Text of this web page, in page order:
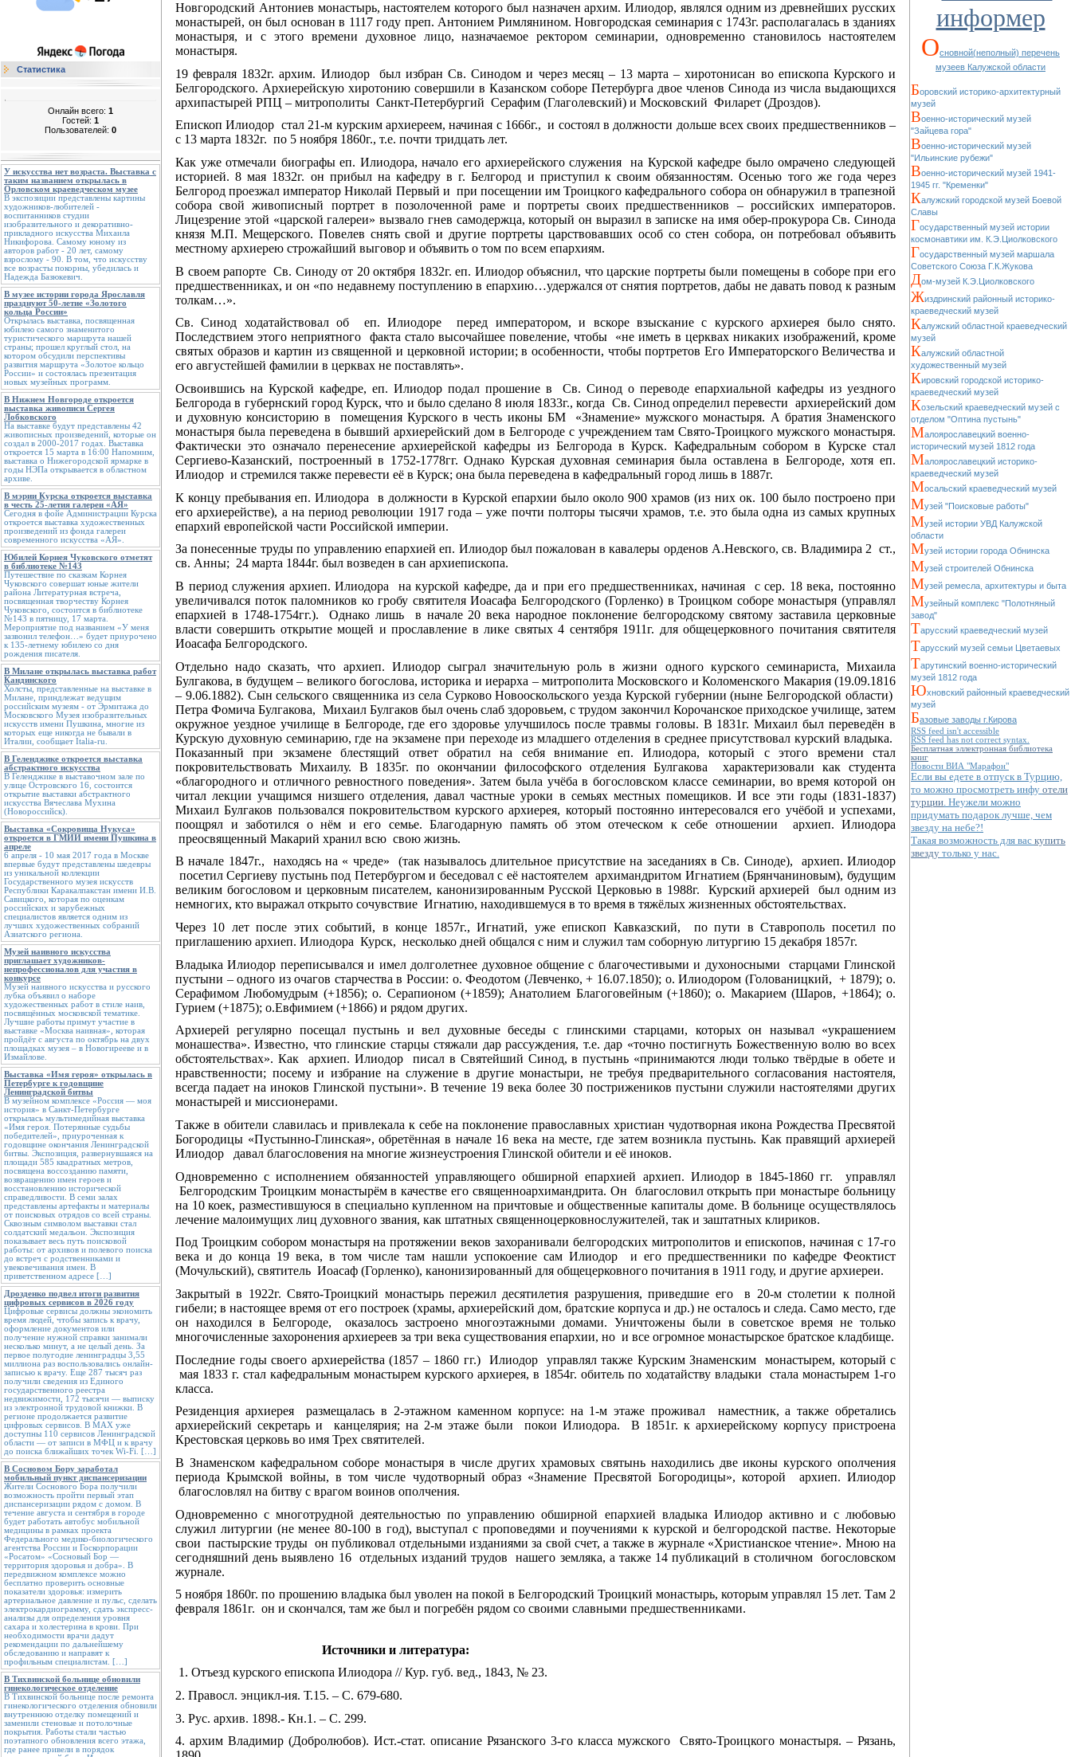
Статистика
Онлайн всего: 1
Гостей: 1
Пользователей: 0
У искусства нет возраста. Выставка с
таким названием открылась в
Орловском краеведческом музее
В экспозиции представлены картины
художников-любителей -
воспитанников студии
изобразительного и декоративно-
прикладного искусства Михаила
Никифорова. Самому юному из
авторов работ - 20 лет, самому
взрослому - 90. В том, что искусству
все возрасты покорны, убедилась и
Надежда Базюкевич.
В музее истории города Ярославля
празднуют 50-летие «Золотого
кольца России»
Открылась выставка, посвященная
юбилею самого знаменитого
туристического маршрута нашей
страны; прошел круглый стол, на
котором обсудили перспективы
развития маршрута «Золотое кольцо
России» и состоялась презентация
новых музейных программ.
В Нижнем Новгороде откроется
выставка живописи Сергея
Лобковского
На выставке будут представлены 42
живописных произведений, которые он
создал в 2000-2017 годах. Выставка
откроется 15 марта в 16:00 Напомним,
выставка о Нижегородской ярмарке в
годы НЭПа открывается в областном
архиве.
В мэрии Курска откроется выставка
в честь 25-летия галереи «АЯ»
Сегодня в фойе Администрации Курска
откроется выставка художественных
произведений из фонда галереи
современного искусства «АЯ».
Юбилей Корнея Чуковского отметят
в библиотеке №143
Путешествие по сказкам Корнея
Чуковского совершат юные жители
района Литературная встреча,
посвященная творчеству Корнея
Чуковского, состоится в библиотеке
№143 в пятницу, 17 марта.
Мероприятие под названием «У меня
зазвонил телефон…» будет приурочено
к 135-летнему юбилею со дня
рождения писателя.
В Милане открылась выставка работ
Кандинского
Холсты, представленные на выставке в
Милане, приндлежат ведущим
российским музеям - от Эрмитажа до
Московского Музея изобразительных
искусств имени Пушкина, многие из
которых еще никогда не бывали в
Италии, сообщает Italia-ru.
В Геленджике откроется выставка
абстрактного искусства
В Геленджике в выставочном зале по
улице Островского 16, состоится
открытие выставки абстрактного
искусства Вячеслава Мухина
(Новороссийск).
Выставка «Сокровища Нукуса»
откроется в ГМИИ имени Пушкина в
апреле
6 апреля - 10 мая 2017 года в Москве
впервые будут представлены шедевры
из уникальной коллекции
Государственного музея искусств
Республики Каракалпакстан имени И.В.
Савицкого, которая по оценкам
российских и зарубежных
специалистов является одним из
лучших художественных собраний
Азиатского региона.
Музей наивного искусства
приглашает художников-
непрофессионалов для участия в
конкурсе
Музей наивного искусства и русского
лубка объявил о наборе
художественных работ в стиле наив,
посвящённых московской тематике.
Лучшие работы примут участие в
выставке «Москва наивная», которая
пройдёт с августа по октябрь на двух
площадках музея – в Новогирееве и в
Измайлове.
Выставка «Имя героя» открылась в
Петербурге к годовщине
Ленинградской битвы
В музейном комплексе «Россия — моя
история» в Санкт-Петербурге
открылась мультимедийная выставка
«Имя героя. Потерянные судьбы
победителей», приуроченная к
годовщине окончания Ленинградской
битвы. Экспозиция, развернувшаяся на
площади 585 квадратных метров,
посвящена воссозданию памяти,
возвращению имен героев и
восстановлению исторической
справедливости. В семи залах
представлены артефакты и материалы
от поисковых отрядов со всей страны.
Сквозным символом выставки стал
солдатский медальон. Экспозиция
показывает весь путь поисковой
работы: от архивов и полевого поиска
до встреч с родственниками и
увековечивания имен. В
приветственном адресе […]
Дрозденко подвел итоги развития
цифровых сервисов в 2026 году
Цифровые сервисы должны экономить
время людей, чтобы запись к врачу,
оформление документов или
получение нужной справки занимали
несколько минут, а не целый день. За
первое полугодие ленинградцы 3,55
миллиона раз воспользовались онлайн-
записью к врачу. Еще 287 тысяч раз
получили сведения из Единого
государственного реестра
недвижимости, 172 тысячи — выписку
из электронной трудовой книжки. В
регионе продолжается развитие
цифровых сервисов. В МАХ уже
доступны 110 сервисов Ленинградской
области — от записи в МФЦ и к врачу
до поиска ближайших точек Wi-Fi. […]
В Сосновом Бору заработал
мобильный пункт диспансеризации
Жители Соснового Бора получили
возможность пройти первый этап
диспансеризации рядом с домом. В
течение августа и сентября в городе
будет работать автобус мобильной
медицины в рамках проекта
Федерального медико-биологического
агентства России и Госкорпорации
«Росатом» «Сосновый Бор —
территория здоровья и добра». В
передвижном комплексе можно
бесплатно проверить основные
показатели здоровья: измерить
артериальное давление и пульс, сделать
электрокардиограмму, сдать экспресс-
анализы для определения уровня
сахара и холестерина в крови. При
необходимости врачи дадут
рекомендации по дальнейшему
обследованию и направят к
профильным специалистам. […]
В Тихвинской больнице обновили
гинекологическое отделение
В Тихвинской больнице после ремонта
гинекологического отделения обновили
внутреннюю отделку помещений и
заменили стеновые и потолочные
покрытия. Работы стали частью
поэтапного обновления всего этажа,
где ранее привели в порядок
Новгородский Антониев монастырь, настоятелем которого был назначен архим. Илиодор, являлся одним из древнейших русских
монастырей, он был основан в 1117 году преп. Антонием Римлянином. Новгородская семинария с 1743г. располагалась в зданиях
монастыря, и с этого времени духовное лицо, назначаемое ректором семинарии, одновременно становилось настоятелем
монастыря.
19 февраля 1832г. архим. Илиодор был избран Св. Синодом и через месяц – 13 марта – хиротонисан во епископа Курского и
Белгородского. Архиерейскую хиротонию совершили в Казанском соборе Петербурга двое членов Синода из числа выдающихся
архипастырей РПЦ – митрополиты Санкт-Петербургий Серафим (Глаголевский) и Московский Филарет (Дроздов).
Епископ Илиодор стал 21-м курским архиереем, начиная с 1666г., и состоял в должности дольше всех своих предшественников –
с 13 марта 1832г. по 5 ноября 1860г., т.е. почти тридцать лет.
Как уже отмечали биографы еп. Илиодора, начало его архиерейского служения на Курской кафедре было омрачено следующей
историей. 8 мая 1832г. он прибыл на кафедру в г. Белгород и приступил к своим обязанностям. Осенью того же года через
Белгород проезжал император Николай Первый и при посещении им Троицкого кафедрального собора он обнаружил в трапезной
собора свой живописный портрет в позолоченной раме и портреты своих предшественников – российских императоров.
Лицезрение этой «царской галереи» вызвало гнев самодержца, который он выразил в записке на имя обер-прокурора Св. Синода
князя М.П. Мещерского. Повелев снять свой и другие портреты царствовавших особ со стен собора, он потребовал объявить
местному архиерею строжайший выговор и объявить о том по всем епархиям.
В своем рапорте Св. Синоду от 20 октября 1832г. еп. Илиодор объяснил, что царские портреты были помещены в соборе при его
предшественниках, и он «по недавнему поступлению в епархию…удержался от снятия портретов, дабы не давать повод к разным
толкам…».
Св. Синод ходатайствовал об еп. Илиодоре перед императором, и вскоре взыскание с курского архиерея было снято.
Последствием этого неприятного факта стало высочайшее повеление, чтобы «не иметь в церквах никаких изображений, кроме
святых образов и картин из священной и церковной истории; в особенности, чтобы портретов Его Императорского Величества и
его августейшей фамилии в церквах не поставлять».
Освоившись на Курской кафедре, еп. Илиодор подал прошение в Св. Синод о переводе епархиальной кафедры из уездного
Белгорода в губернский город Курск, что и было сделано 8 июля 1833г., когда Св. Синод определил перевести архиерейский дом
и духовную консисторию в помещения Курского в честь иконы БМ «Знамение» мужского монастыря. А братия Знаменского
монастыря была переведена в бывший архиерейский дом в Белгороде с учреждением там Свято-Троицкого мужского монастыря.
Фактически это означало перенесение архиерейской кафедры из Белгорода в Курск. Кафедральным собором в Курске стал
Сергиево-Казанский, построенный в 1752-1778гг. Однако Курская духовная семинария была оставлена в Белгороде, хотя еп.
Илиодор и стремился также перевести её в Курск; она была переведена в кафедральный город лишь в 1887г.
К концу пребывания еп. Илиодора в должности в Курской епархии было около 900 храмов (из них ок. 100 было построено при
его архиерействе), а на период революции 1917 года – уже почти полторы тысячи храмов, т.е. это была одна из самых крупных
епархий европейской части Российской империи.
За понесенные труды по управлению епархией еп. Илиодор был пожалован в кавалеры орденов А.Невского, св. Владимира 2 ст.,
св. Анны; 24 марта 1844г. был возведен в сан архиепископа.
В период служения архиеп. Илиодора на курской кафедре, да и при его предшественниках, начиная с сер. 18 века, постоянно
увеличивался поток паломников ко гробу святителя Иоасафа Белгородского (Горленко) в Троицком соборе монастыря (управлял
епархией в 1748-1754гг.). Однако лишь в начале 20 века народное поклонение белгородскому святому заставила церковные
власти совершить открытие мощей и прославление в лике святых 4 сентября 1911г. для общецерковного почитания святителя
Иоасафа Белгородского.
Отдельно надо сказать, что архиеп. Илиодор сыграл значительную роль в жизни одного курского семинариста, Михаила
Булгакова, в будущем – великого богослова, историка и иерарха – митрополита Московского и Коломенского Макария (19.09.1816
– 9.06.1882). Сын сельского священника из села Сурково Новооскольского уезда Курской губернии (ныне Белгородской области)
Петра Фомича Булгакова, Михаил Булгаков был очень слаб здоровьем, с трудом закончил Корочанское приходское училище, затем
окружное уездное училище в Белгороде, где его здоровье улучшилось после травмы головы. В 1831г. Михаил был переведён в
Курскую духовную семинарию, где на экзамене при переходе из младшего отделения в среднее присутствовал курский владыка.
Показанный при экзамене блестящий ответ обратил на себя внимание еп. Илиодора, который с этого времени стал
покровительствовать Михаилу. В 1835г. по окончании философского отделения Булгакова характеризовали как студента
«благородного и отличного ревностного поведения». Затем была учёба в богословском классе семинарии, во время которой он
читал лекции учащимся низшего отделения, давал частные уроки в семьях местных помещиков. И все эти годы (1831-1837)
Михаил Булгаков пользовался покровительством курского архиерея, который постоянно интересовался его учёбой и успехами,
поощрял и заботился о нём и его семье. Благодарную память об этом отеческом к себе отношении архиеп. Илиодора
преосвященный Макарий хранил всю свою жизнь.
В начале 1847г., находясь на « чреде» (так называлось длительное присутствие на заседаниях в Св. Синоде), архиеп. Илиодор
посетил Сергиеву пустынь под Петербургом и беседовал с её настоятелем архимандритом Игнатием (Брянчаниновым), будущим
великим богословом и церковным писателем, канонизированным Русской Церковью в 1988г. Курский архиерей был одним из
немногих, кто выражал открыто сочувствие Игнатию, находившемуся в то время в тяжёлых жизненных обстоятельствах.
Через 10 лет после этих событий, в конце 1857г., Игнатий, уже епископ Кавказский, по пути в Ставрополь посетил по
приглашению архиеп. Илиодора Курск, несколько дней общался с ним и служил там соборную литургию 15 декабря 1857г.
Владыка Илиодор переписывался и имел долголетнее духовное общение с благочестивыми и духоносными старцами Глинской
пустыни – одного из очагов старчества в России: о. Феодотом (Левченко, + 16.07.1850); о. Илиодором (Голованицкий, + 1879); о.
Серафимом Любомудрым (+1856); о. Серапионом (+1859); Анатолием Благоговейным (+1860); о. Макарием (Шаров, +1864); о.
Гурием (+1875); о.Евфимием (+1866) и рядом других.
Архиерей регулярно посещал пустынь и вел духовные беседы с глинскими старцами, которых он называл «украшением
монашества». Известно, что глинские старцы стяжали дар рассуждения, т.е. дар «точно постигнуть Божественную волю во всех
обстоятельствах». Как архиеп. Илиодор писал в Святейший Синод, в пустынь «принимаются люди только твёрдые в обете и
нравственности; посему и избрание на служение в другие монастыри, не требуя предварительного согласования настоятеля,
всегда падает на иноков Глинской пустыни». В течение 19 века более 30 пострижеников пустыни служили настоятелями других
монастырей и миссионерами.
Также в обители славилась и привлекала к себе на поклонение православных христиан чудотворная икона Рождества Пресвятой
Богородицы «Пустынно-Глинская», обретённая в начале 16 века на месте, где затем возникла пустынь. Как правящий архиерей
Илиодор давал благословения на многие жизнеустроения Глинской обители и её иноков.
Одновременно с исполнением обязанностей управляющего обширной епархией архиеп. Илиодор в 1845-1860 гг. управлял
Белгородским Троицким монастырём в качестве его священноархимандрита. Он благословил открыть при монастыре больницу
на 10 коек, разместившуюся в специально купленном на причтовые и общественные капиталы доме. В больнице осуществлялось
лечение малоимущих лиц духовного звания, как штатных священноцерковнослужителей, так и заштатных клириков.
Под Троицким собором монастыря на протяжении веков захоранивали белгородских митрополитов и епископов, начиная с 17-го
века и до конца 19 века, в том числе там нашли успокоение сам Илиодор и его предшественники по кафедре Феоктист
(Мочульский), святитель Иоасаф (Горленко), канонизированный для общецерковного почитания в 1911 году, и другие архиереи.
Закрытый в 1922г. Свято-Троицкий монастырь пережил десятилетия разрушения, приведшие его в 20-м столетии к полной
гибели; в настоящее время от его построек (храмы, архиерейский дом, братские корпуса и др.) не осталось и следа. Само место, где
он находился в Белгороде, оказалось застроено многоэтажными домами. Уничтожены были в советское время не только
многочисленные захоронения архиереев за три века существования епархии, но и все огромное монастырское братское кладбище.
Последние годы своего архиерейства (1857 – 1860 гг.) Илиодор управлял также Курским Знаменским монастырем, который с
мая 1833 г. стал кафедральным монастырем курского архиерея, в 1854г. обитель по ходатайству владыки стала монастырем 1-го
класса.
Резиденция архиерея размещалась в 2-этажном каменном корпусе: на 1-м этаже проживал наместник, а также обретались
архиерейский секретарь и канцелярия; на 2-м этаже были покои Илиодора. В 1851г. к архиерейскому корпусу пристроена
Крестовская церковь во имя Трех святителей.
В Знаменском кафедральном соборе монастыря в числе других храмовых святынь находились две иконы курского ополчения
периода Крымской войны, в том числе чудотворный образ «Знамение Пресвятой Богородицы», которой архиеп. Илиодор
благословлял на битву с врагом воинов ополчения.
Одновременно с многотрудной деятельностью по управлению обширной епархией владыка Илиодор активно и с любовью
служил литургии (не менее 80-100 в год), выступал с проповедями и поучениями к курской и белгородской пастве. Некоторые
свои пастырские труды он публиковал отдельными изданиями за свой счет, а также в журнале «Христианское чтение». Мною на
сегодняшний день выявлено 16 отдельных изданий трудов нашего земляка, а также 14 публикаций в столичном богословском
журнале.
5 ноября 1860г. по прошению владыка был уволен на покой в Белгородский Троицкий монастырь, которым управлял 15 лет. Там 2
февраля 1861г. он и скончался, там же был и погребён рядом со своими славными предшественниками.
Источники и литература:
1. Отъезд курского епископа Илиодора // Кур. губ. вед., 1843, № 23.
2. Правосл. энцикл-ия. Т.15. – С. 679-680.
3. Рус. архив. 1898.- Кн.1. – С. 299.
4. архим Владимир (Добролюбов). Ист.-стат. описание Рязанского 3-го класса мужского Свято-Троицкого монастыря. – Рязань,
Основной(неполный) перечень
музеев Калужской области
Боровский историко-архитектурный
музей
Военно-исторический музей
"Зайцева гора"
Военно-исторический музей
"Ильинские рубежи"
Военно-исторический музей 1941-
1945 гг. "Кременки"
Калужский городской музей Боевой
Славы
Государственный музей истории
космонавтики им. К.Э.Циолковского
Государственный музей маршала
Советского Союза Г.К.Жукова
Дом-музей К.Э.Циолковского
Жиздринский районный историко-
краеведческий музей
Калужский областной краеведческий
музей
Калужский областной
художественный музей
Кировский городской историко-
краеведческий музей
Козельский краеведческий музей с
отделом "Оптина пустынь"
Малоярославецкий военно-
исторический музей 1812 года
Малоярославецкий историко-
краеведческий музей
Мосальский краеведческий музей
Музей "Поисковые работы"
Музей истории УВД Калужской
области
Музей истории города Обнинска
Музей строителей Обнинска
Музей ремесла, архитектуры и быта
Музейный комплекс "Полотняный
завод"
Тарусский краеведческий музей
Тарусский музей семьи Цветаевых
Тарутинский военно-исторический
музей 1812 года
Юхновский районный краеведческий
музей
Базовые заводы г.Кирова
RSS feed isn't accessible
RSS feed has not correct syntax.
Бесплатная эллектронная библиотека
книг
Новости ВИА "Марафон"
Если вы едете в отпуск в Турцию,
то можно просмотреть инфу отели
турции. Неужели можно
придумать подарок лучше, чем
звезду на небе?!
Такая возможность для вас купить
звезду только у нас.